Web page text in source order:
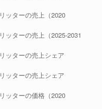
ッターの売上（2020
ッターの売上（2025-2031
ッターの売上シェア
ッターの売上シェア
ッターの価格（2020